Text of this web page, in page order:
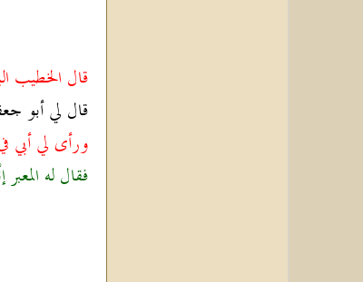
قال الخطيب
قال لي أبو
ورأى لي أبي
فقال له